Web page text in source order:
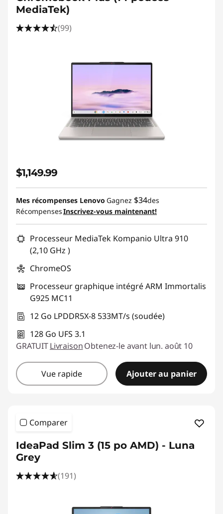
MediaTek)
(99)
$1,149.99
Mes récompenses Lenovo Gagnez $34des
RécompensesInscrivez-vous maintenant!
Processeur MediaTek Kompanio Ultra 910
(2,10 GHz )
ChromeOS
Processeur graphique intégré ARM Immortalis
G925 MC11
12 Go LPDDR5X-8 533MT/s (soudée)
128 Go UFS 3.1
GRATUITLivraisonObtenez-le avant lun. août 10
Vue rapide Ajouter au panier
Comparer
IdeaPad Slim 3 (15 po AMD) - Luna
Grey
(191)